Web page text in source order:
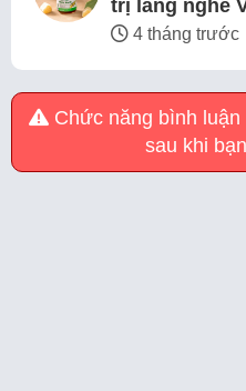
trị làng nghề
4 tháng trước
Chức năng bình luận
sau khi